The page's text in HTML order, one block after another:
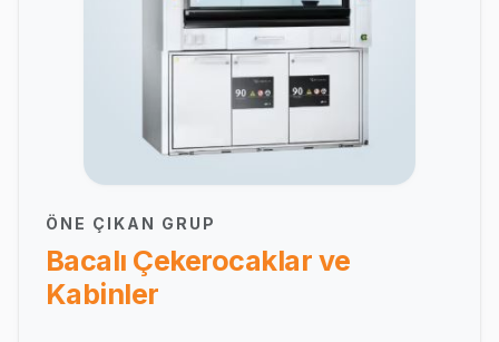
ÖNE ÇIKAN GRUP
Bacalı Çekerocaklar ve
Kabinler